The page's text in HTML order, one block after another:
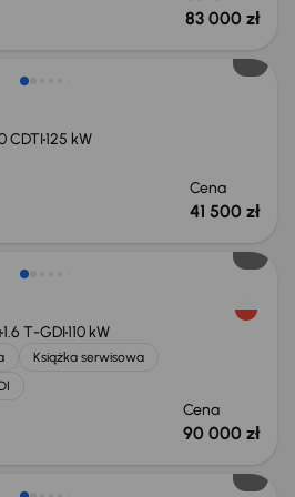
83 000 zł
CDTI125 kW
Cena
41 500 zł
1.6 T-GDI110 kW
Książka serwisowa
Cena
90 000 zł